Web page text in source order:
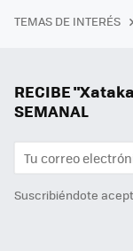
TEMAS DE INTERÉS
RECIBE
SEMANAL
Suscribiéndote